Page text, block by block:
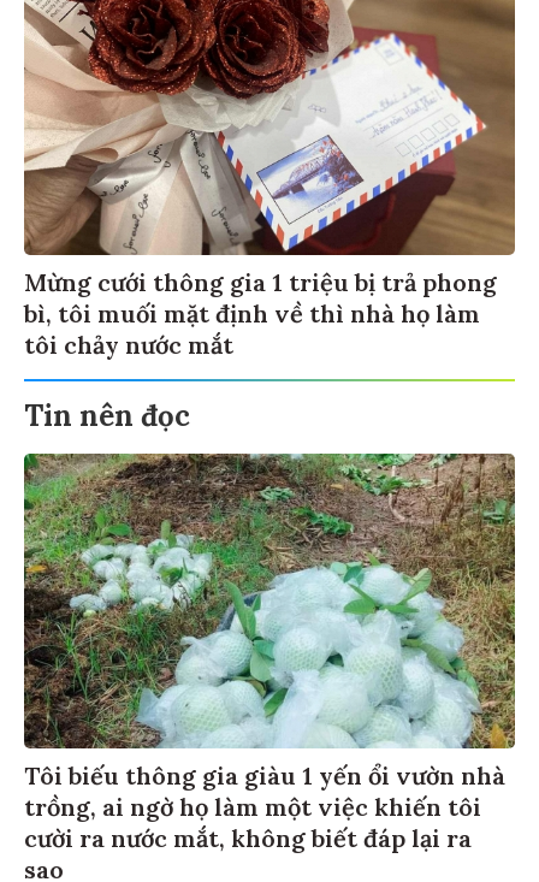
Mừng cưới thông gia 1 triệu bị trả phong
bì, tôi muối mặt định về thì nhà họ làm
tôi chảy nước mắt
Tin nên đọc
Tôi biếu thông gia giàu 1 yến ổi vườn nhà
trồng, ai ngờ họ làm một việc khiến tôi
cười ra nước mắt, không biết đáp lại ra
sao